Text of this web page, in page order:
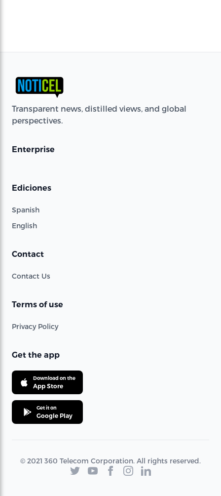
Transparent news, distilled views, and global
perspectives.
Enterprise
Ediciones
Spanish
English
Contact
Contact Us
Terms of use
Privacy Policy
Get the app
Download on the
App Store
Get it on
Google Play
© 2021 360 Telecom Corporation. All rights reserved.